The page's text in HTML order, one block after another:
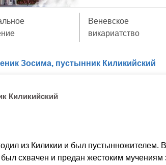
Веневское
викариатство
Зосима, пустынник Киликийский
Киликийский
из Киликии и был пустынножителем.
схвачен и предан жестоким